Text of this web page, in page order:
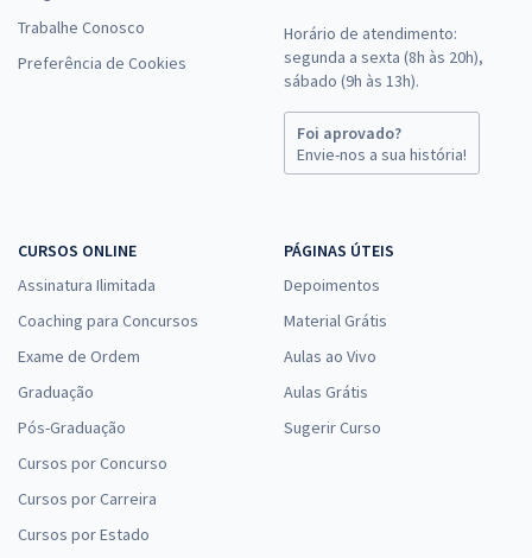
Trabalhe Conosco
Preferência de Cookies
Horário de atendimento:
segunda a sexta (8h às 20h),
sábado (9h às 13h).
Foi aprovado?
Envie-nos a sua história!
CURSOS ONLINE
Assinatura Ilimitada
Coaching para Concursos
Exame de Ordem
Graduação
Pós-Graduação
Cursos por Concurso
Cursos por Carreira
Cursos por Estado
PÁGINAS ÚTEIS
Depoimentos
Material Grátis
Aulas ao Vivo
Aulas Grátis
Sugerir Curso